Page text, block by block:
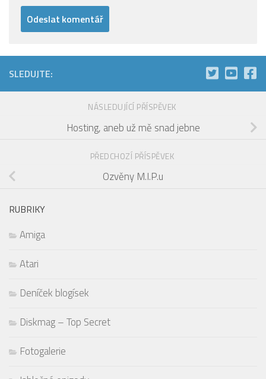
SLEDUJTE:
NÁSLEDUJÍCÍ PŘÍSPĚVEK
Hosting, aneb už mě snad jebne
PŘEDCHOZÍ PŘÍSPĚVEK
Ozvěny M.I.P.u
RUBRIKY
Amiga
Atari
Deníček blogísek
Diskmag – Top Secret
Fotogalerie